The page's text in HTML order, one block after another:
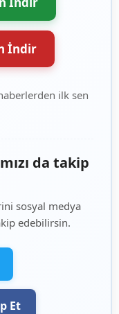
İndir
ilk sen
da takip
sosyal medya
edebilirsin.
Et